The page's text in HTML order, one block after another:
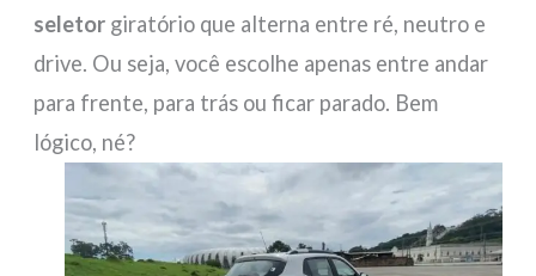
seletor giratório que alterna entre ré, neutro e
drive. Ou seja, você escolhe apenas entre andar
para frente, para trás ou ficar parado. Bem
lógico, né?